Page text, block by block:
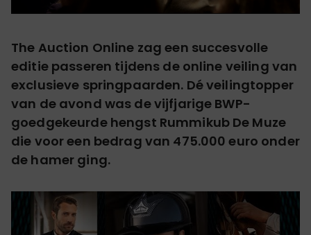
The Auction Online zag een succesvolle
editie passeren tijdens de online veiling van
exclusieve springpaarden. Dé veilingtopper
van de avond was de vijfjarige BWP-
goedgekeurde hengst Rummikub De Muze
die voor een bedrag van 475.000 euro onder
de hamer ging.